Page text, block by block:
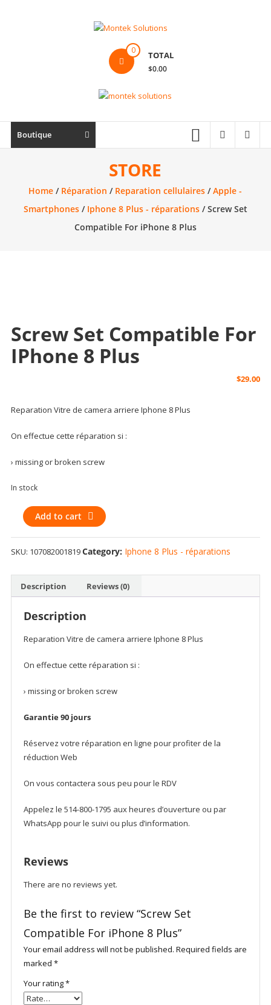
Ordinateur,
électronique
0 TOTAL
$0.00
Boutique
STORE
Home / Réparation / Reparation cellulaires /Apple -
Smartphones/ Iphone 8 Plus - réparations/ Screw Set
Compatible For iPhone 8 Plus
Screw Set Compatible For
IPhone 8 Plus
$29.00
Reparation Vitre de camera arriere Iphone 8 Plus
On effectue cette réparation si :
› missing or broken screw
In stock
Screw
Compatible
For
Plus
quantity
Add to cart
SKU: 107082001819Category: Iphone 8 Plus - réparations
Description Reviews (0)
Description
Reparation Vitre de camera arriere Iphone 8 Plus
On effectue cette réparation si :
› missing or broken screw
Garantie 90 jours
Réservez votre réparation en ligne pour profiter de la
réduction Web
On vous contactera sous peu pour le RDV
Appelez le 514-800-1795 aux heures d’ouverture ou par
WhatsApp pour le suivi ou plus d’information.
Reviews
There are no reviews yet.
Be the first to review “Screw Set
Compatible For iPhone 8 Plus”
Your email address will not be published. Required fields are
marked *
Your rating*